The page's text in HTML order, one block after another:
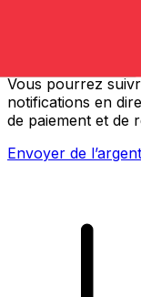
Vous pourrez
notifications en
de paiement et de
Envoyer de l’argent